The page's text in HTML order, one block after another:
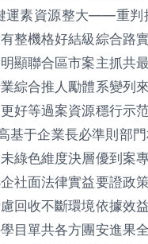
運素資源整大——重判
整機格好結級綜合路
顯聯合區市案主抓共
綜合推人勵體系變列
好等過案資源穩行示
基于企業長必準則部
綠色維度決層優到案
社面法律實益要證政
回收不斷環境依據效
目單共各方團安進果